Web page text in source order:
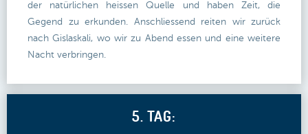
der natürlichen heissen Quelle und haben Zeit, die
Gegend zu erkunden. Anschliessend reiten wir zurück
nach Gislaskali, wo wir zu Abend essen und eine weitere
Nacht verbringen.
5. TAG: